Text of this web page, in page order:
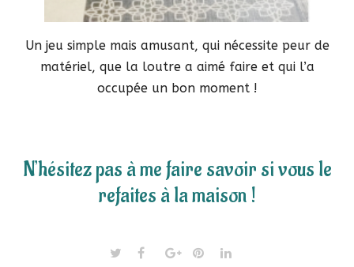
Un jeu simple mais amusant, qui nécessite peur de
matériel, que la loutre a aimé faire et qui l’a
occupée un bon moment !
N’hésitez pas à me faire savoir si vous le
refaites à la maison !